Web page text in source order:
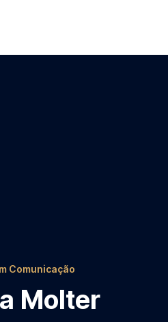
Comunicação
Molter